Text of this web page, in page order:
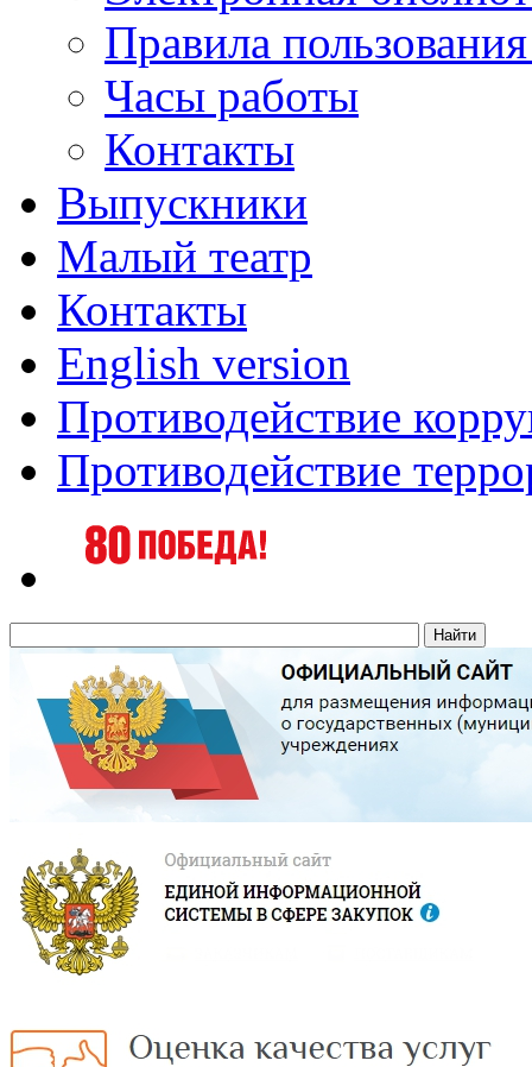
Правила
Часы работы
Контакты
Выпускники
Малый театр
Контакты
English version
Противодействие
Противодействие